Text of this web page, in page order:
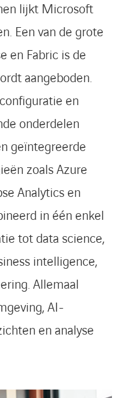
lijkt Microsoft
Een van de grote
en Fabric is de
aangeboden.
en
onderdelen
geïntegreerde
zoals Azure
Analytics en
in één enkel
tot data science,
intelligence,
Allemaal
AI-
en analyse